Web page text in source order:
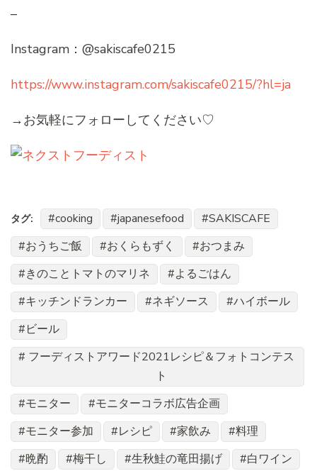
–
Instagram：@sakiscafe0215
https://www.instagram.com/sakiscafe0215/?hl=ja
→お気軽にフォローしてください♡
タグ: cooking japanesefood
SAKISCAFE
おうちご飯
おくらもずく
おつまみ
きのことトマトのマリネ
よるごはん
キッチンドランカー
ネギソース
ハイボール
ビール
フーディストアワード2021レシピ＆フォトコンテス
ト
モニター
モニターコラボ広告企画
モニター参加
レシピ 家飲み
料理
晩酌
梅干し 生秋鮭の竜田揚げ
白ワイン